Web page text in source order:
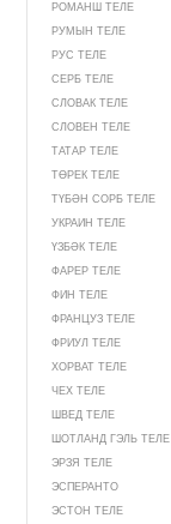
РОМАНШ ТЕЛЕ
РУМЫН ТЕЛЕ
РУС ТЕЛЕ
СЕРБ ТЕЛЕ
СЛОВАК ТЕЛЕ
СЛОВЕН ТЕЛЕ
ТАТАР ТЕЛЕ
ТӨРЕК ТЕЛЕ
ТҮБӘН СОРБ ТЕЛЕ
УКРАИН ТЕЛЕ
ҮЗБӘК ТЕЛЕ
ФАРЕР ТЕЛЕ
ФИН ТЕЛЕ
ФРАНЦУЗ ТЕЛЕ
ФРИУЛ ТЕЛЕ
ХОРВАТ ТЕЛЕ
ЧЕХ ТЕЛЕ
ШВЕД ТЕЛЕ
ШОТЛАНД ГЭЛЬ ТЕЛЕ
ЭРЗЯ ТЕЛЕ
ЭСПЕРАНТО
ЭСТОН ТЕЛЕ